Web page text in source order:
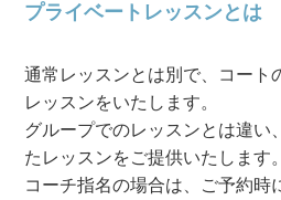
プライベートレッスンとは
通常レッスンとは別で、コート
レッスンをいたします。
グループでのレッスンとは違い
たレッスンをご提供いたします。
コーチ指名の場合は、ご予約時